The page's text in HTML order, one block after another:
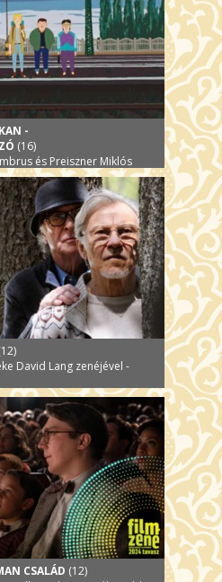
-
(16)
és Preiszner Miklós
Tamás hangmester.
David Lang zenéjével -
CSALÁD (12)